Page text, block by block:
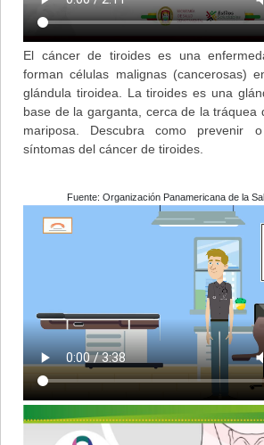
El cáncer de tiroides es una
forman células malignas (cancerosas)
glándula tiroidea. La tiroides es una
base de la garganta, cerca de la tráquea
mariposa. Descubra como prevenir
síntomas del cáncer de tiroides.
Fuente: Organización Panamericana de la